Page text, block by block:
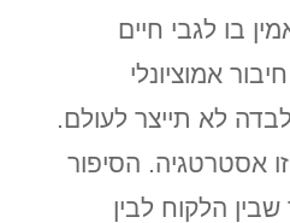
בו לגבי חיים
אמוציונלי
לא תייצר לעולם.
אסטרטגיה. הסיפור
הלקוח לבין